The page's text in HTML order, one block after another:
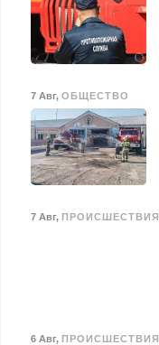
7 Авг, ОБЩЕСТВО
7 Авг, ПРОИСШЕСТВИЯ
6 Авг, ПРОИСШЕСТВИЯ